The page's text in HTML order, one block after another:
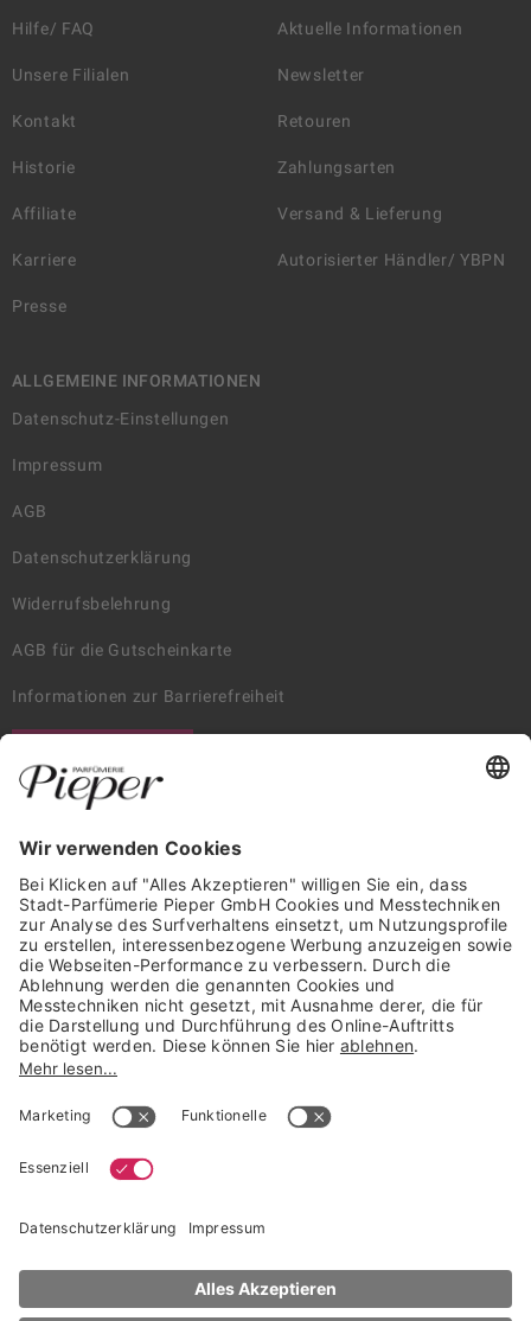
Hilfe/ FAQ
Unsere Filialen
Kontakt
Historie
Affiliate
Karriere
Presse
Aktuelle Informationen
Newsletter
Retouren
Zahlungsarten
Versand & Lieferung
Autorisierter Händler/ YBPN
ALLGEMEINE INFORMATIONEN
Datenschutz-Einstellungen
Impressum
AGB
Datenschutzerklärung
Widerrufsbelehrung
AGB für die Gutscheinkarte
Informationen zur Barrierefreiheit
Trusted Shops Mitglied seit 2010
* unverbindliche Preisempfehlung der Verbundgruppe beauty alliance
NACH OBEN